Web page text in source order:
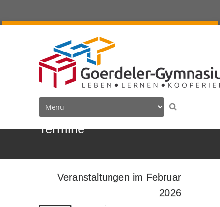
Termine
Veranstaltungen im Februar
2026